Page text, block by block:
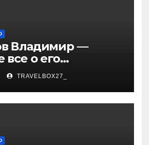
Владимир —
все о его
возрасте и
TRAVELBOX27_